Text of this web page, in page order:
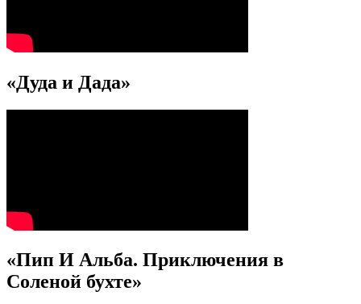
«Дуда и Дада»
«Пип И Альба. Приключения в
Соленой бухте»